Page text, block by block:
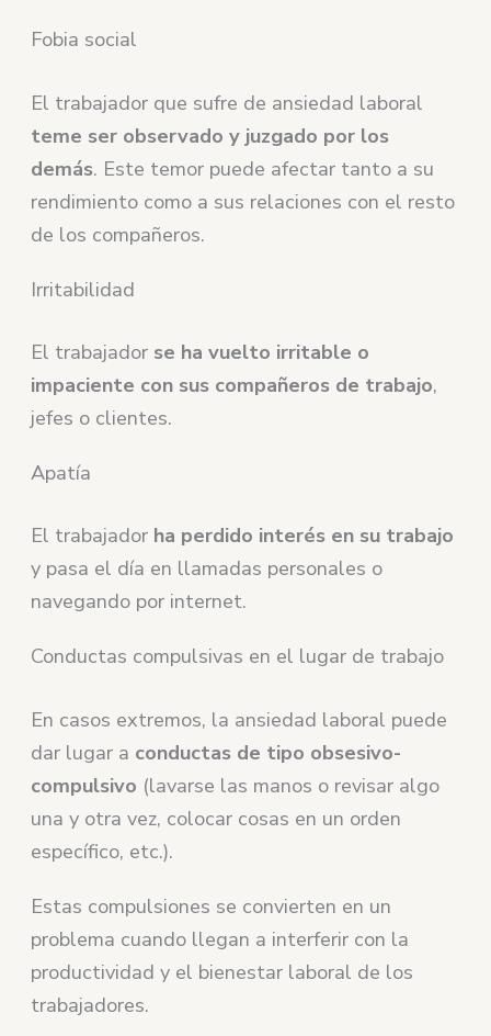
Fobia social
El trabajador que sufre de ansiedad laboral
teme ser observado y juzgado por los
demás. Este temor puede afectar tanto a su
rendimiento como a sus relaciones con el resto
de los compañeros.
Irritabilidad
El trabajador se ha vuelto irritable o
impaciente con sus compañeros de trabajo,
jefes o clientes.
Apatía
El trabajador ha perdido interés en su trabajo
y pasa el día en llamadas personales o
navegando por internet.
Conductas compulsivas en el lugar de trabajo
En casos extremos, la ansiedad laboral puede
dar lugar a conductas de tipo obsesivo-
compulsivo (lavarse las manos o revisar algo
una y otra vez, colocar cosas en un orden
específico, etc.).
Estas compulsiones se convierten en un
problema cuando llegan a interferir con la
productividad y el bienestar laboral de los
trabajadores.